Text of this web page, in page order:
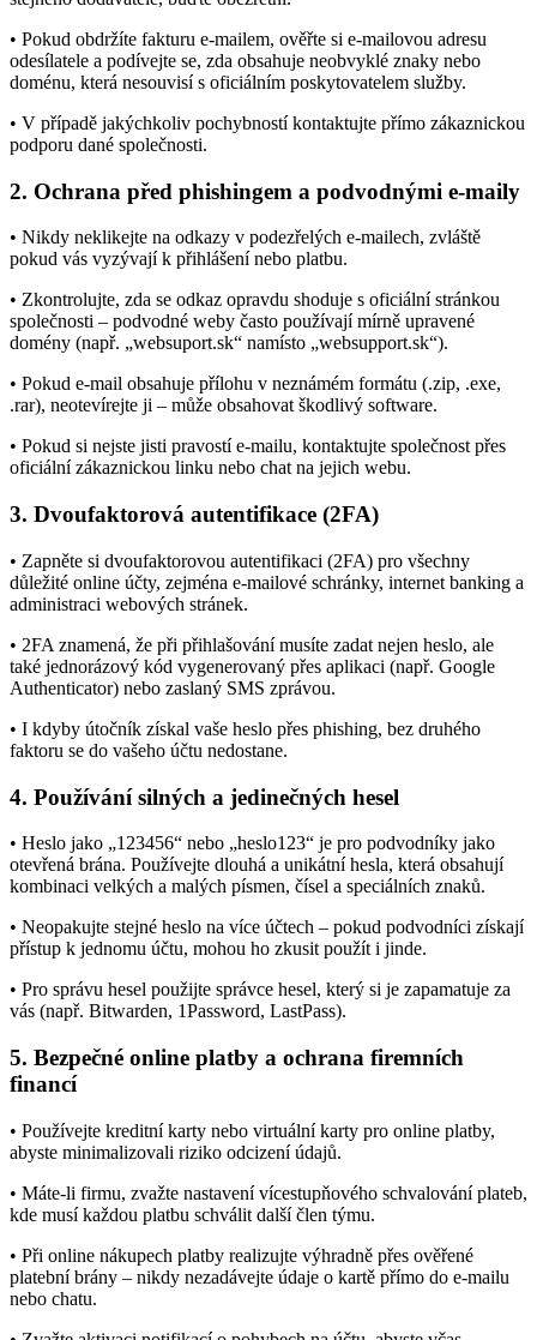
• Pokud obdržíte fakturu e-mailem, ověřte si e-mailovou adresu
odesílatele a podívejte se, zda obsahuje neobvyklé znaky nebo
doménu, která nesouvisí s oficiálním poskytovatelem služby.
• V případě jakýchkoliv pochybností kontaktujte přímo zákaznickou
podporu dané společnosti.
2. Ochrana před phishingem a podvodnými e-maily
• Nikdy neklikejte na odkazy v podezřelých e-mailech, zvláště
pokud vás vyzývají k přihlášení nebo platbu.
• Zkontrolujte, zda se odkaz opravdu shoduje s oficiální stránkou
společnosti – podvodné weby často používají mírně upravené
domény (např. „websuport.sk“ namísto „websupport.sk“).
• Pokud e-mail obsahuje přílohu v neznámém formátu (.zip, .exe,
.rar), neotevírejte ji – může obsahovat škodlivý software.
• Pokud si nejste jisti pravostí e-mailu, kontaktujte společnost přes
oficiální zákaznickou linku nebo chat na jejich webu.
3. Dvoufaktorová autentifikace (2FA)
• Zapněte si dvoufaktorovou autentifikaci (2FA) pro všechny
důležité online účty, zejména e-mailové schránky, internet banking a
administraci webových stránek.
• 2FA znamená, že při přihlašování musíte zadat nejen heslo, ale
také jednorázový kód vygenerovaný přes aplikaci (např. Google
Authenticator) nebo zaslaný SMS zprávou.
• I kdyby útočník získal vaše heslo přes phishing, bez druhého
faktoru se do vašeho účtu nedostane.
4. Používání silných a jedinečných hesel
• Heslo jako „123456“ nebo „heslo123“ je pro podvodníky jako
otevřená brána. Používejte dlouhá a unikátní hesla, která obsahují
kombinaci velkých a malých písmen, čísel a speciálních znaků.
• Neopakujte stejné heslo na více účtech – pokud podvodníci získají
přístup k jednomu účtu, mohou ho zkusit použít i jinde.
• Pro správu hesel použijte správce hesel, který si je zapamatuje za
vás (např. Bitwarden, 1Password, LastPass).
5. Bezpečné online platby a ochrana firemních
financí
• Používejte kreditní karty nebo virtuální karty pro online platby,
abyste minimalizovali riziko odcizení údajů.
• Máte-li firmu, zvažte nastavení vícestupňového schvalování plateb,
kde musí každou platbu schválit další člen týmu.
• Při online nákupech platby realizujte výhradně přes ověřené
platební brány – nikdy nezadávejte údaje o kartě přímo do e-mailu
nebo chatu.